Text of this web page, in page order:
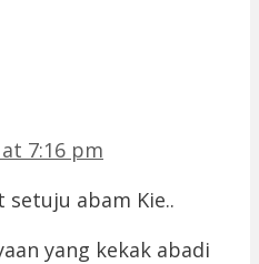
7:16 pm
setuju abam Kie..
yang kekak abadi